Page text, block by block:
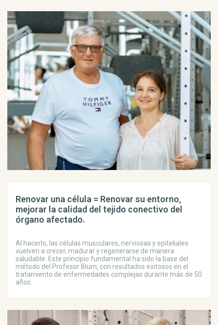
Renovar una célula = Renovar su entorno,
mejorar la calidad del tejido conectivo del
órgano afectado.
Al hacerlo, las células musculares, nerviosas y epiteliales
vuelven a crecer, madurar y regenerarse de manera
saludable. Este principio fundamental ha sido la base del
método del Profesor Blum, con resultados exitosos en el
tratamiento de enfermedades complejas durante más de 50
años.